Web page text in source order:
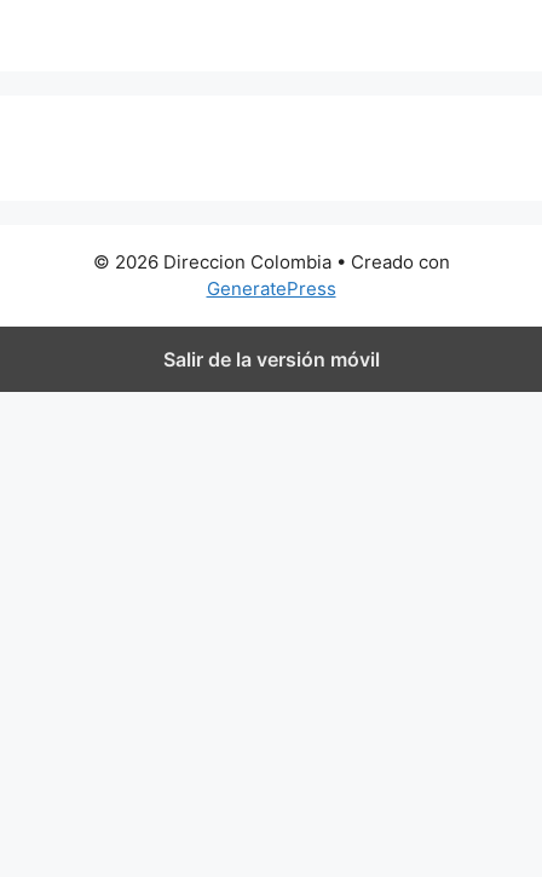
© 2026 Direccion Colombia• Creado con
GeneratePress
Salir de la versión móvil